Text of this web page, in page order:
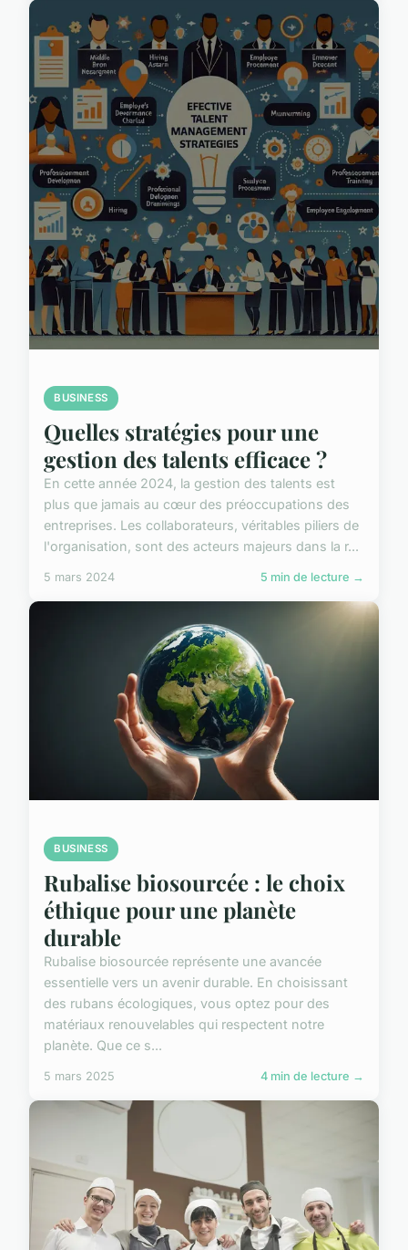
BUSINESS
Quelles stratégies pour une
gestion des talents efficace ?
En cette année 2024, la gestion des talents est
plus que jamais au cœur des préoccupations des
entreprises. Les collaborateurs, véritables piliers de
l'organisation, sont des acteurs majeurs dans la r...
5 mars 2024 5 min de lecture →
BUSINESS
Rubalise biosourcée : le choix
éthique pour une planète
durable
Rubalise biosourcée représente une avancée
essentielle vers un avenir durable. En choisissant
des rubans écologiques, vous optez pour des
matériaux renouvelables qui respectent notre
planète. Que ce s...
5 mars 2025 4 min de lecture →